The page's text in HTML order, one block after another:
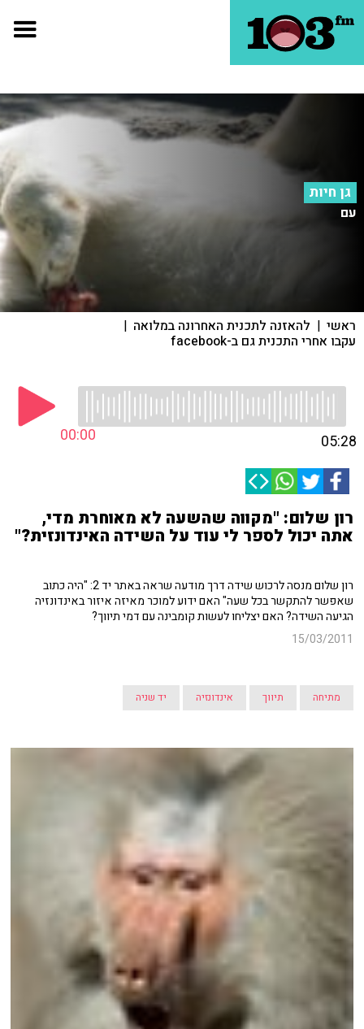
גן חיות
עם
ראשי | להאזנה לתכנית האחרונה במלואה |
עקבו אחרי התכנית גם ב-facebook
00:00 05:28
רון שלום: "מקווה שהשעה לא מאוחרת מדי,
אתה יכול לספר לי עוד על השידה האינדונזית?"
רון שלום מנסה לרכוש שידה דרך מודעה שראה באתר יד 2: "היה כתוב
שאפשר להתקשר בכל שעה" האם ידוע למוכר מאיזה איזור באינדונזיה
הגיעה השידה? האם יצליחו לעשות קומבינה עם דמי תיווך?
15/03/2011
מתיחה תיווך אינדונזיה יד שניה